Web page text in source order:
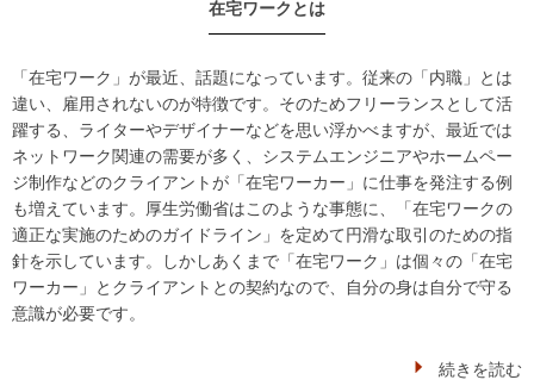
在宅ワークとは
「在宅ワーク」が最近、話題になっています。従来の「内職」とは
違い、雇用されないのが特徴です。そのためフリーランスとして活
躍する、ライターやデザイナーなどを思い浮かべますが、最近では
ネットワーク関連の需要が多く、システムエンジニアやホームペー
ジ制作などのクライアントが「在宅ワーカー」に仕事を発注する例
も増えています。厚生労働省はこのような事態に、「在宅ワークの
適正な実施のためのガイドライン」を定めて円滑な取引のための指
針を示しています。しかしあくまで「在宅ワーク」は個々の「在宅
ワーカー」とクライアントとの契約なので、自分の身は自分で守る
意識が必要です。
続きを読む